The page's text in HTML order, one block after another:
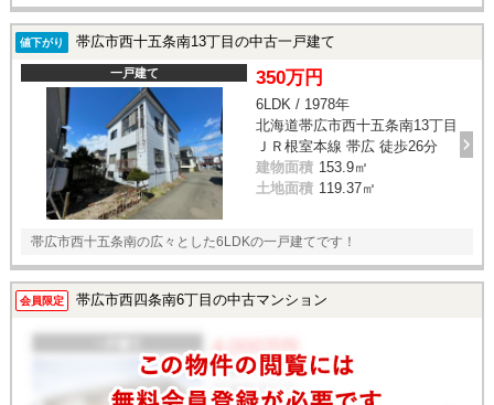
値下がり 帯広市西十五条南13丁目の中古一戸建て
一戸建て 350万円
6LDK / 1978年
北海道帯広市西十五条南13丁目
ＪＲ根室本線 帯広 徒歩26分
建物面積 153.9㎡
土地面積 119.37㎡
帯広市西十五条南の広々とした6LDKの一戸建てです！
会員限定 帯広市西四条南6丁目の中古マンション